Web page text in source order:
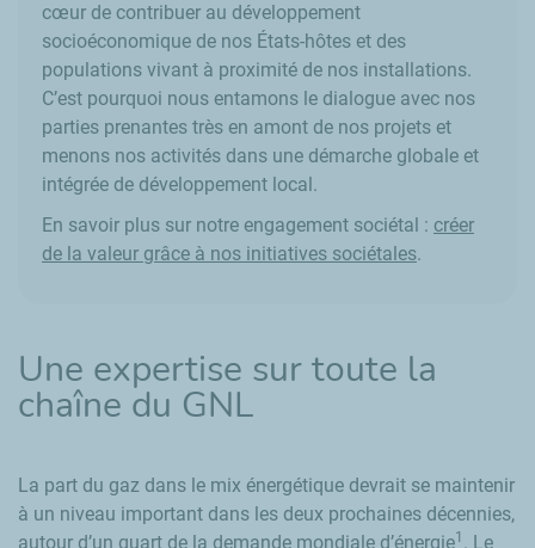
cœur de contribuer au développement
socioéconomique de nos États-hôtes et des
populations vivant à proximité de nos installations.
C’est pourquoi nous entamons le dialogue avec nos
parties prenantes très en amont de nos projets et
menons nos activités dans une démarche globale et
intégrée de développement local.
En savoir plus sur notre engagement sociétal : créer
de la valeur grâce à nos initiatives sociétales.
Une expertise surtoute la
chaîne du GNL
La part du gaz dans le mix énergétique devrait se maintenir
à un niveau important dans les deux prochaines décennies,
autour d’un quart de la demande mondiale d’énergie1 . Le